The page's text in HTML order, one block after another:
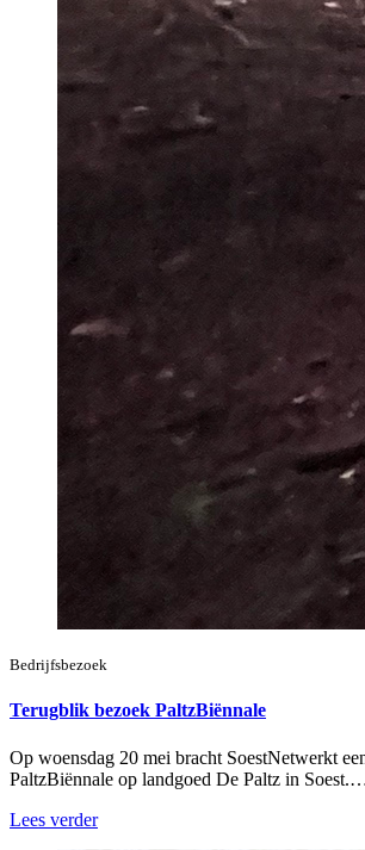
Bedrijfsbezoek
Terugblik bezoek PaltzBiënnale
Op woensdag 20 mei bracht SoestNetwerkt
PaltzBiënnale op landgoed De Paltz in
Lees verder